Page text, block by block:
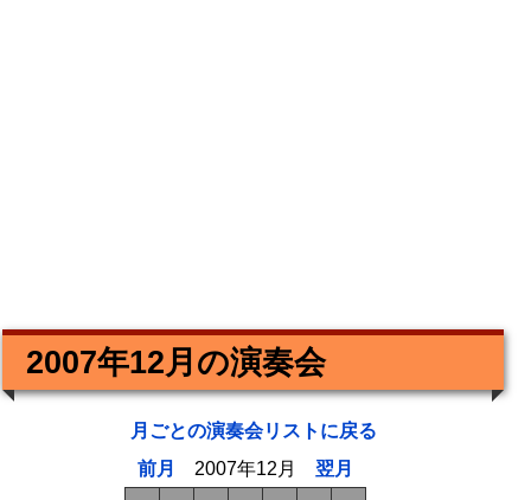
2007年12月の演奏会
月ごとの演奏会リストに戻る
前月
2007年12月 翌月